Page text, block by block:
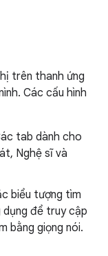
trên thanh ứng
Các cấu hình
tab dành cho
Nghệ sĩ và
biểu tượng tìm
dụng để truy cập
bằng giọng nói.